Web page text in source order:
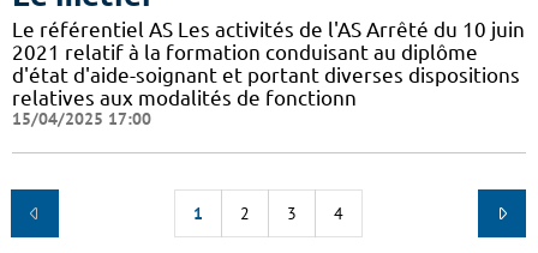
Le référentiel AS Les activités de l'AS Arrêté du 10 juin
2021 relatif à la formation conduisant au diplôme
d'état d'aide-soignant et portant diverses dispositions
relatives aux modalités de fonctionn
15/04/2025 17:00
1 2 3 4